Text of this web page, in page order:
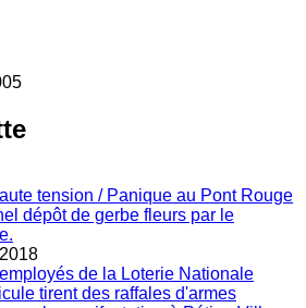
tension / Panique au Pont Rouge
dépôt de gerbe fleurs par le
de la Loterie Nationale
tirent des raffales d'armes